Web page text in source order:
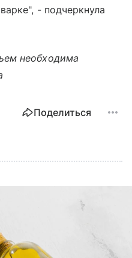
- подчеркнула
необходима
Поделиться